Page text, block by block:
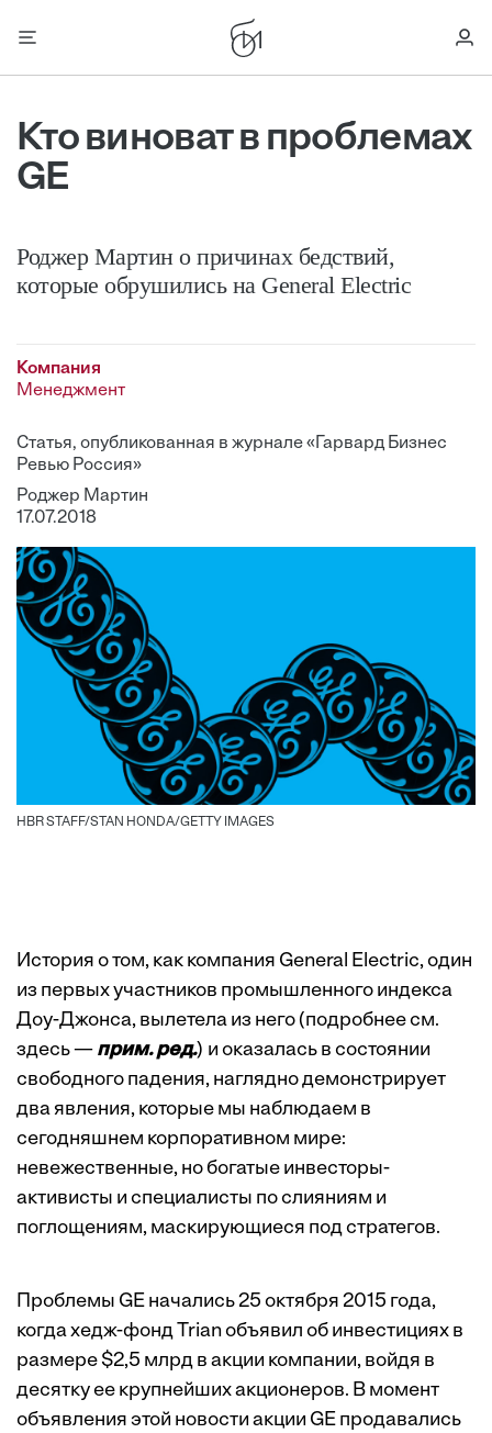
Кто виноват в проблемах
GE
Роджер Мартин о причинах бедствий,
которые обрушились на General Electric
Компания
Менеджмент
Статья, опубликованная в журнале «Гарвард Бизнес
Ревью Россия»
Роджер Мартин
17.07.2018
HBR STAFF/STAN HONDA/GETTY IMAGES
История о том, как компания General Electric, один
из первых участников промышленного индекса
Доу-Джонса, вылетела из него (подробнее см.
здесь— прим. ред.) и оказалась в состоянии
свободного падения, наглядно демонстрирует
два явления, которые мы наблюдаем в
сегодняшнем корпоративном мире:
невежественные, но богатые инвесторы-
активисты и специалисты по слияниям и
поглощениям, маскирующиеся под стратегов.
Проблемы GE начались 25 октября 2015 года,
когда хедж-фонд Trian объявил об инвестициях в
размере $2,5 млрд в акции компании, войдя в
десятку ее крупнейших акционеров. В момент
объявления этой новости акции GE продавались